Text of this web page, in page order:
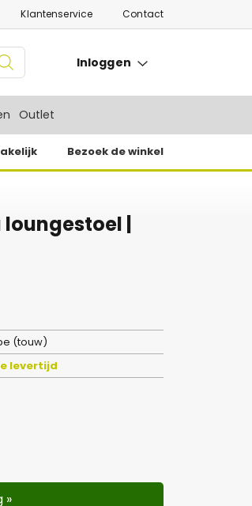
Klantenservice Contact
Inloggen
Outlet
Bezoek de winkel
loungestoel |
(touw)
levertijd
»